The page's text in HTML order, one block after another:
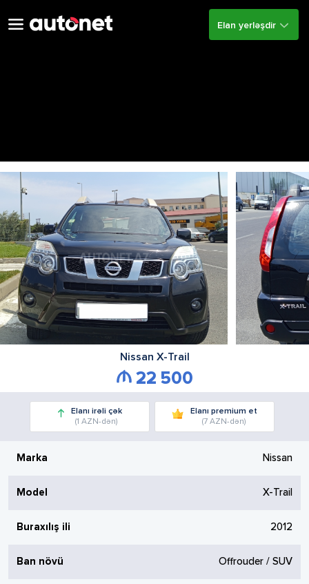
Elan yerləşdir
Nissan X-Trail
22 500
Elanı irəli çək
(1 AZN-dən)
Elanı premium et
(7 AZN-dən)
Marka Nissan
Model X-Trail
Buraxılış ili 2012
Ban növü Offrouder / SUV